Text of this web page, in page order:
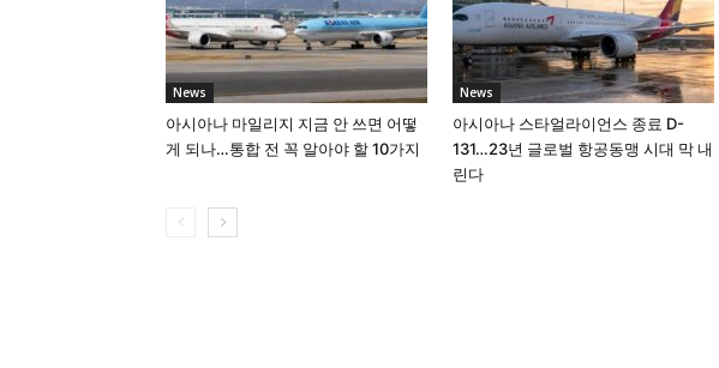
News
아시아나 마일리지 지금 안 쓰면 어떻
게 되나…통합 전 꼭 알아야 할 10가지
News
아시아나 스타얼라이언스 종료 D-
131…23년 글로벌 항공동맹 시대 막 내
린다